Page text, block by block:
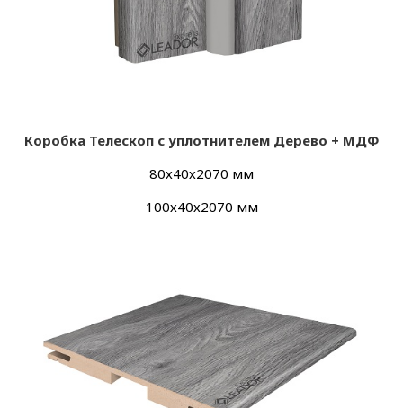
Коробка Телескоп с уплотнителем Дерево + МДФ
80х40х2070 мм
100х40х2070 мм